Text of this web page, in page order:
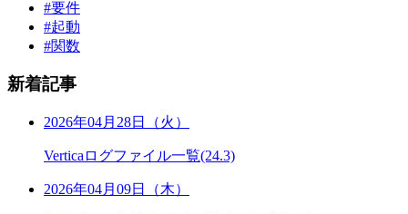
#要件
#起動
#関数
新着記事
2026年04月28日（火）
Verticaログファイル一覧(24.3)
2026年04月09日（木）